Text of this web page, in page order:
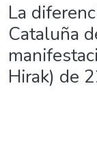
La
Cataluña
Hirak) de